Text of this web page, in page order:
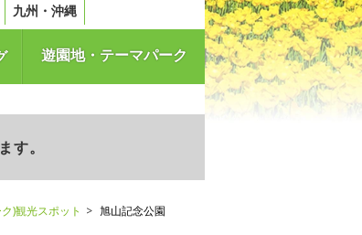
九州・沖縄
遊園地・テーマパーク
す。
)観光スポット 旭山記念公園